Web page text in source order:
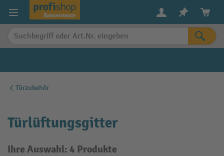
springen
Türzubehör
Türlüftungsgitter
Ihre Auswahl: 4 Produkte